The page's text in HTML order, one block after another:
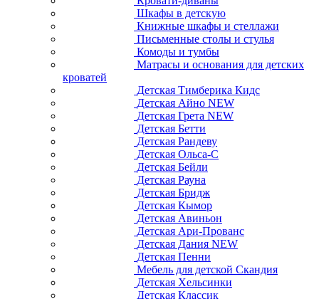
Шкафы в детскую
Книжные шкафы и стеллажи
Письменные столы и стулья
Комоды и тумбы
Матрасы и основания для детских
кроватей
Детская Тимберика Кидс
Детская Айно NEW
Детская Грета NEW
Детская Бетти
Детская Рандеву
Детская Ольса-С
Детская Бейли
Детская Рауна
Детская Бридж
Детская Кымор
Детская Авиньон
Детская Ари-Прованс
Детская Дания NEW
Детская Пенни
Мебель для детской Скандия
Детская Хельсинки
Детская Классик